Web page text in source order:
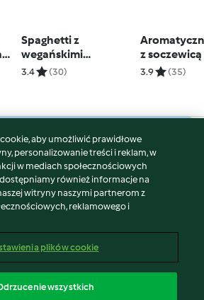
Spaghetti z
wegańskimi
pulpetami w sosie
3.4 (30)
z soczewicą
3.9 (35)
aby umożliwić prawidłowe
personalizowanie treści i reklam, w
w mediach społecznościowych
również informacje na
witryny naszymi partnerom z
reklamowego i
plików cookie
wszystkich